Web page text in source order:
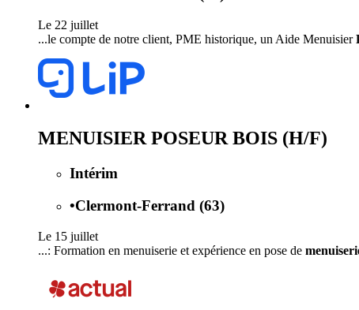
Le 22 juillet
...le compte de notre client, PME historique, un Aide Menuisier
MENUISIER POSEUR BOIS (H/F)
Intérim
•Clermont-Ferrand (63)
Le 15 juillet
...: Formation en menuiserie et expérience en pose de